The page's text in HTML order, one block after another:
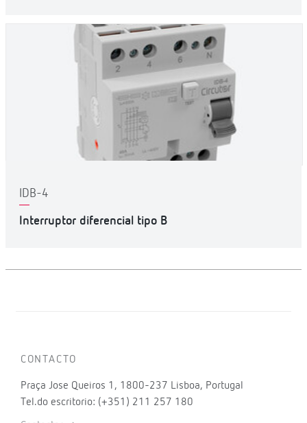
IDB-4
Interruptor diferencial tipo B
CONTACTO
Praça Jose Queiros 1, 1800-237 Lisboa, Portugal
Tel.do escritorio: (+351) 211 257 180